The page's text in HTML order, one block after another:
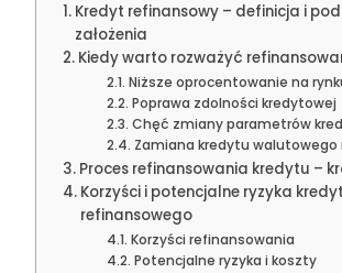
Kredyt refinansowy – definicja i
założenia
Kiedy warto rozważyć
Niższe oprocentowanie na
Poprawa zdolności kredytowej
Chęć zmiany parametrów
Zamiana kredytu walutowego
Proces refinansowania kredytu –
Korzyści i potencjalne ryzyka
refinansowego
Korzyści refinansowania
Potencjalne ryzyka i koszty